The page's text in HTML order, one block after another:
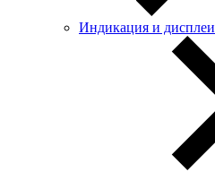
Индикация и дисплеи